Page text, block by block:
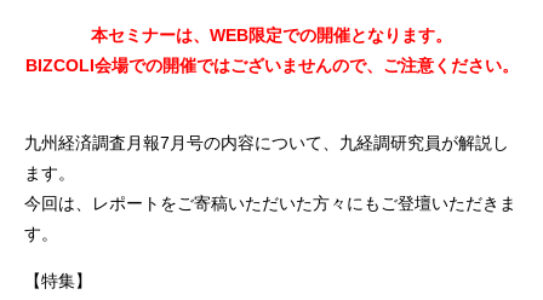
本セミナーは、WEB限定での開催となります。
BIZCOLI会場での開催ではございませんので、ご注意ください。
九州経済調査月報7月号の内容について、九経調研究員が解説し
ます。
今回は、レポートをご寄稿いただいた方々にもご登壇いただきま
す。
【特集】